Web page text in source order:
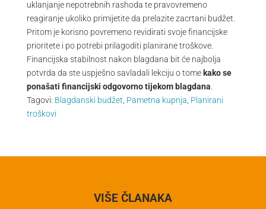
uklanjanje nepotrebnih rashoda te pravovremeno
reagiranje ukoliko primijetite da prelazite zacrtani budžet.
Pritom je korisno povremeno revidirati svoje financijske
prioritete i po potrebi prilagoditi planirane troškove.
Financijska stabilnost nakon blagdana bit će najbolja
potvrda da ste uspješno savladali lekciju o tome kako se
ponašati financijski odgovorno tijekom blagdana
Tagovi: Blagdanski budžet Pametna kupnja Planirani
troškovi
VIŠE ČLANAKA